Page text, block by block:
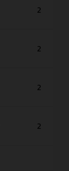
2
2
2
2